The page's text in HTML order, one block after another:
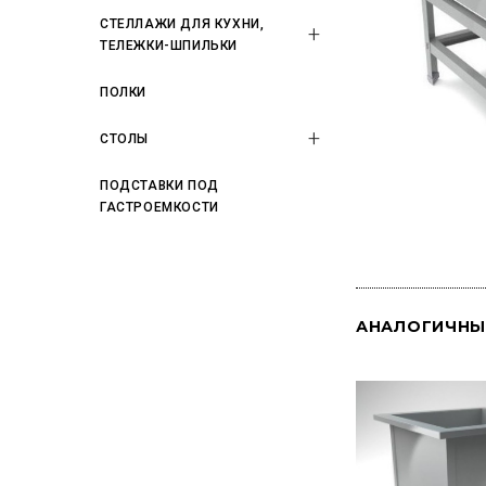
СТЕЛЛАЖИ ДЛЯ КУХНИ,
ТЕЛЕЖКИ-ШПИЛЬКИ
ПОЛКИ
СТОЛЫ
ПОДСТАВКИ ПОД
ГАСТРОЕМКОСТИ